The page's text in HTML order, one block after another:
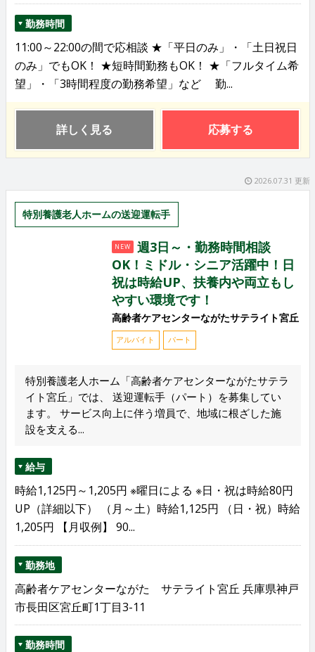
勤務時間
11:00～22:00の間で応相談 ★「平日のみ」・「土日祝日
のみ」でもOK！ ★短時間勤務もOK！ ★「フルタイム希
望」・「3時間程度の勤務希望」など 勤...
詳しく見る 応募する
2026.07.31 更新
特別養護老人ホームの送迎運転手
NEW
週3日～・勤務時間相談
OK！ミドル・シニア活躍中！日
祝は時給UP、扶養内や両立もし
やすい環境です！
高齢者ケアセンターながたサテライト宮丘
アルバイト パート
特別養護老人ホーム「高齢者ケアセンターながたサテラ
イト宮丘」では、 送迎運転手（パート）を募集してい
ます。 サービス向上に伴う増員で、地域に根ざした施
設を支える...
給与
時給1,125円～1,205円 ※曜日による ※日・祝は時給80円
UP（詳細以下） （月～土）時給1,125円 （日・祝）時給
1,205円 【月収例】 90...
勤務地
高齢者ケアセンターながた サテライト宮丘 兵庫県神戸
市長田区宮丘町1丁目3-11
勤務時間